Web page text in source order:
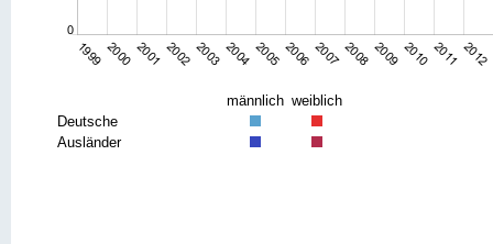
männlich weiblich
Deutsche
Ausländer